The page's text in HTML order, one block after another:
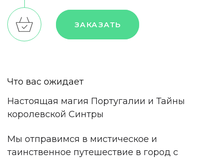
ЗАКАЗАТЬ
Что вас ожидает
Настоящая магия Португалии и Тайны
королевской Синтры
Мы отправимся в мистическое и
таинственное путешествие в город с